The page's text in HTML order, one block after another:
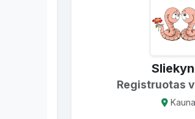
Registruotas